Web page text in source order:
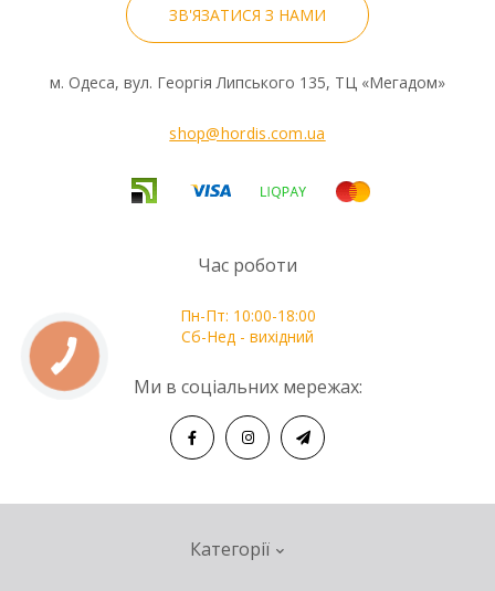
воріт завдяки механічному блокуванню в тязі.
Фарбована поверхня приваблює подобу натуральної
ЗВ'ЯЗАТИСЯ З НАМИ
м. Одеса, вул. Георгія Липського 135, ТЦ «Мегадом»
shop@hordis.com.ua
Категорії
Час роботи
Пн-Пт: 10:00-18:00
Сб-Нед - вихідний
Ми в соціальних мережах: